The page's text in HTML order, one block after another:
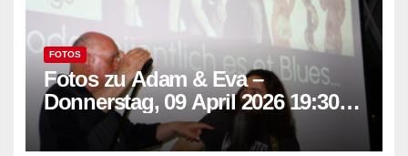
FOTOS
Fotos zu Adam & Eva –
Donnerstag, 09 April 2026 19:30